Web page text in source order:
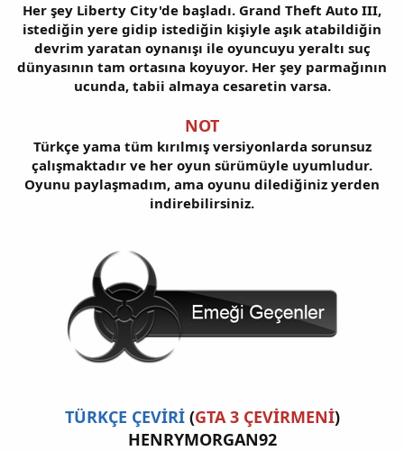
Her şey Liberty City'de başladı. Grand Theft Auto III,
istediğin yere gidip istediğin kişiyle aşık atabildiğin
devrim yaratan oynanışı ile oyuncuyu yeraltı suç
dünyasının tam ortasına koyuyor. Her şey parmağının
ucunda, tabii almaya cesaretin varsa.
NOT
Türkçe yama tüm kırılmış versiyonlarda sorunsuz
çalışmaktadır ve her oyun sürümüyle uyumludur.
Oyunu paylaşmadım, ama oyunu dilediğiniz yerden
indirebilirsiniz.
TÜRKÇE ÇEVİRİ (GTA 3 ÇEVİRMENİ)
HENRYMORGAN92